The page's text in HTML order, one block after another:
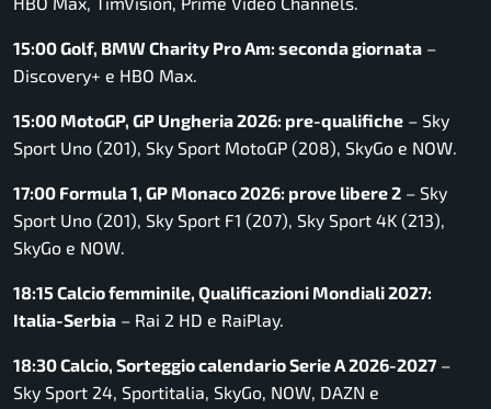
15:00 Golf, BMW Charity Pro Am: seconda giornata –
Discovery+ e HBO Max.
15:00 MotoGP, GP Ungheria 2026: pre-qualifiche – Sky
Sport Uno (201), Sky Sport MotoGP (208), SkyGo e NOW.
17:00 Formula 1, GP Monaco 2026: prove libere 2 – Sky
Sport Uno (201), Sky Sport F1 (207), Sky Sport 4K (213),
SkyGo e NOW.
18:15 Calcio femminile, Qualificazioni Mondiali 2027:
Italia-Serbia – Rai 2 HD e RaiPlay.
18:30 Calcio, Sorteggio calendario Serie A 2026-2027 –
Sky Sport 24, Sportitalia, SkyGo, NOW, DAZN e